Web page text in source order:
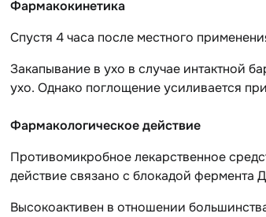
Фармакокинетика
Спустя 4 часа после местного
Закапывание в ухо в случае интактной
ухо. Однако поглощение усиливается
Фармакологическое действие
Противомикробное лекарственное
действие связано с блокадой фермента
Высокоактивен в отношении